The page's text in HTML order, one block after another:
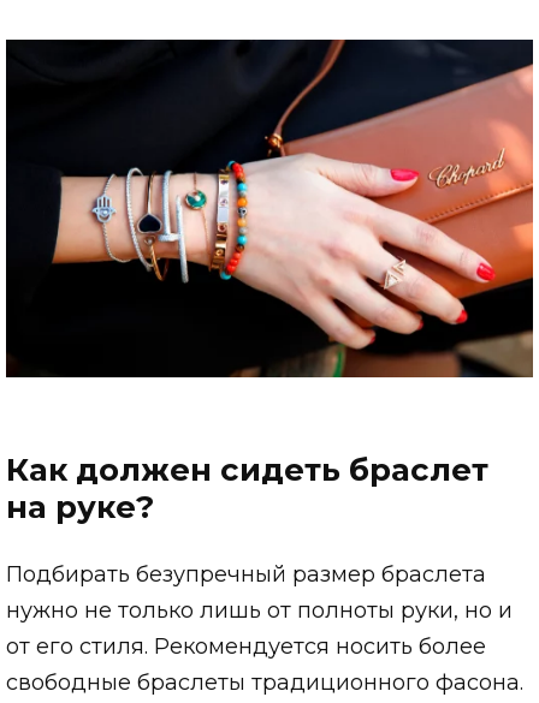
Как должен сидеть браслет
на руке?
Подбирать безупречный размер браслета
нужно не только лишь от полноты руки, но и
от его стиля. Рекомендуется носить более
свободные браслеты традиционного фасона.